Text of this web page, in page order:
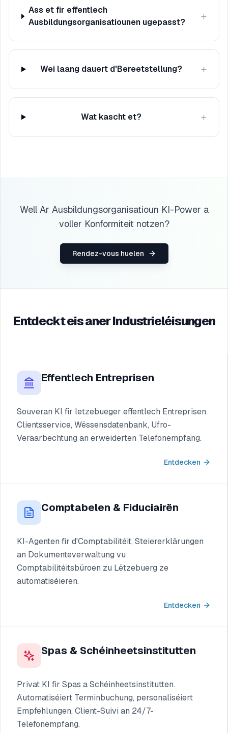
Ass et fir effentlech
Ausbildungsorganisatiounen ugepasst?
+
Wei laang dauert d'Bereetstellung? +
Wat kascht et? +
Well Ar Ausbildungsorganisatioun KI-Power a
voller Konformiteit notzen?
Rendez-vous huelen
Entdeckt eis aner Industrieléisungen
Effentlech Entreprisen
Souveran KI fir letzebueger effentlech Entreprisen.
Clientsservice, Wëssensdatenbank, Ufro-
Veraarbechtung an erweiderten Telefonempfang.
Entdecken
Comptabelen & Fiduciairën
KI-Agenten fir d'Comptabilitéit, Steiererklärungen
an Dokumenteverwaltung vu
Comptabilitéitsbüroen zu Lëtzebuerg ze
automatiséieren.
Entdecken
Spas & Schéinheetsinstitutten
Privat KI fir Spas a Schéinheetsinstitutten.
Automatiséiert Terminbuchung, personaliséiert
Empfehlungen, Client-Suivi an 24/7-
Telefonempfang.